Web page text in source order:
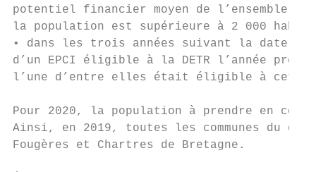
potentiel financier moyen de l’ensemble
la population est supérieure à 2 000
• dans les trois années suivant la date de
d’un EPCI éligible à la DETR l’année
l’une d’entre elles était éligible à cette
Pour 2020, la population à prendre en
Ainsi, en 2019, toutes les communes du
Fougères et Chartres de Bretagne.